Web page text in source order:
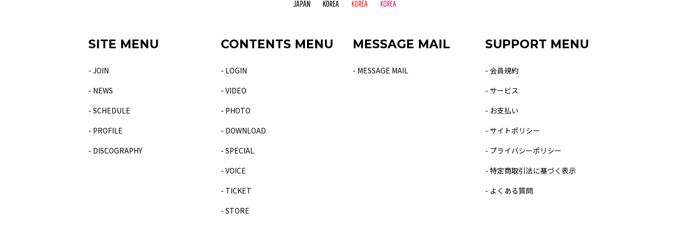
SITE MENU
- JOIN
- NEWS
- SCHEDULE
- PROFILE
- DISCOGRAPHY
CONTENTS MENU
- LOGIN
- VIDEO
- PHOTO
- DOWNLOAD
- SPECIAL
- VOICE
- TICKET
- STORE
MESSAGE MAIL
- MESSAGE MAIL
SUPPORT MENU
- 会員規約
- サービス
- お支払い
- サイトポリシー
- プライバシーポリシー
- 特定商取引法に基づく表示
- よくある質問